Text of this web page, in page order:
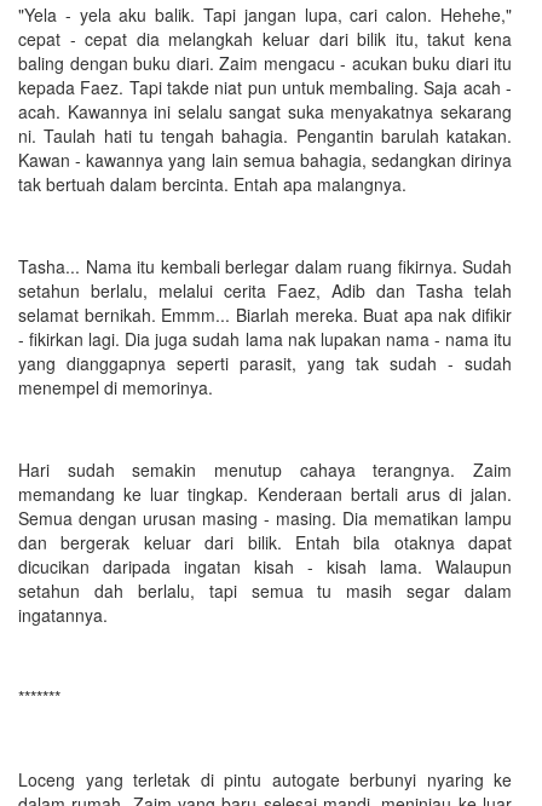
"Yela - yela aku balik. Tapi jangan lupa, cari calon. Hehehe,"
cepat - cepat dia melangkah keluar dari bilik itu, takut kena
baling dengan buku diari. Zaim mengacu - acukan buku diari itu
kepada Faez. Tapi takde niat pun untuk membaling. Saja acah -
acah. Kawannya ini selalu sangat suka menyakatnya sekarang
ni. Taulah hati tu tengah bahagia. Pengantin barulah katakan.
Kawan - kawannya yang lain semua bahagia, sedangkan dirinya
tak bertuah dalam bercinta. Entah apa malangnya.
Tasha... Nama itu kembali berlegar dalam ruang fikirnya. Sudah
setahun berlalu, melalui cerita Faez, Adib dan Tasha telah
selamat bernikah. Emmm... Biarlah mereka. Buat apa nak difikir
- fikirkan lagi. Dia juga sudah lama nak lupakan nama - nama itu
yang dianggapnya seperti parasit, yang tak sudah - sudah
menempel di memorinya.
Hari sudah semakin menutup cahaya terangnya. Zaim
memandang ke luar tingkap. Kenderaan bertali arus di jalan.
Semua dengan urusan masing - masing. Dia mematikan lampu
dan bergerak keluar dari bilik. Entah bila otaknya dapat
dicucikan daripada ingatan kisah - kisah lama. Walaupun
setahun dah berlalu, tapi semua tu masih segar dalam
ingatannya.
*******
Loceng yang terletak di pintu autogate berbunyi nyaring ke